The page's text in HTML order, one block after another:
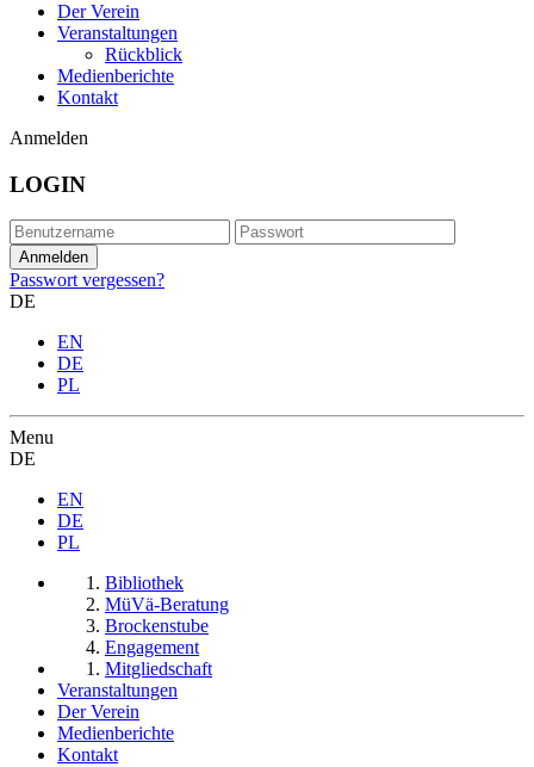
Der Verein
Veranstaltungen
Rückblick
Medienberichte
Kontakt
Anmelden
LOGIN
Passwort vergessen?
DE
EN
DE
PL
Menu
DE
EN
DE
PL
Bibliothek
MüVä-Beratung
Brockenstube
Engagement
Mitgliedschaft
Veranstaltungen
Der Verein
Medienberichte
Kontakt